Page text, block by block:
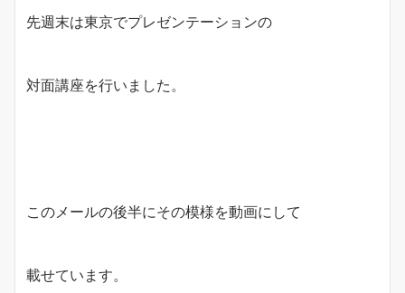
先週末は東京でプレゼンテーションの
対面講座を行いました。
このメールの後半にその模様を動画にして
載せています。